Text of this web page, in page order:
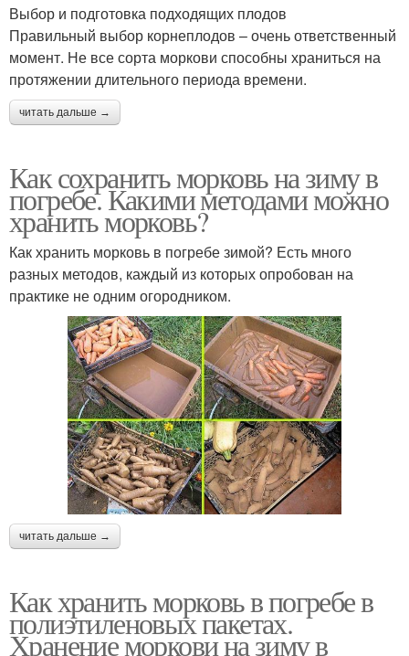
Выбор и подготовка подходящих плодов
Правильный выбор корнеплодов – очень ответственный
момент. Не все сорта моркови способны храниться на
протяжении длительного периода времени.
читать дальше →
Как сохранить морковь на зиму в
погребе. Какими методами можно
хранить морковь?
Как хранить морковь в погребе зимой? Есть много
разных методов, каждый из которых опробован на
практике не одним огородником.
читать дальше →
Как хранить морковь в погребе в
полиэтиленовых пакетах.
Хранение моркови на зиму в